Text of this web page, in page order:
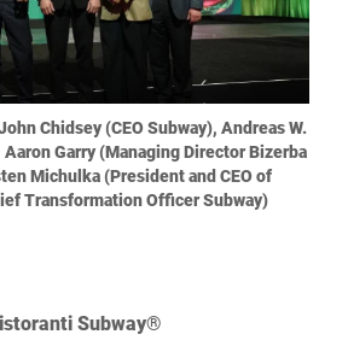
Chidsey (CEO Subway), Andreas W.
Aaron Garry (Managing Director Bizerba
Michulka (President and CEO of
Transformation Officer Subway)
Subway®